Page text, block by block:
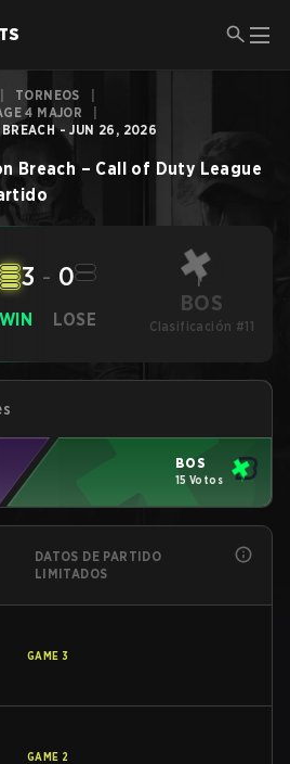
TORNEOS
4 MAJOR
- JUN 26, 2026
Breach – Call of Duty League
WIN
3 - 0
LOSE
BOS
Clasificación #11
BOS
15 Votos
DATOS DE PARTIDO
LIMITADOS
GAME 3
GAME 2